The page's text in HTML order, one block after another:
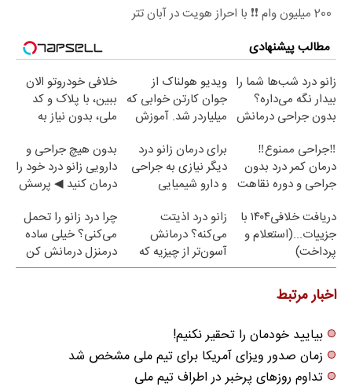
200 میلیون وام ❗❗ با احراز هویت در آبان تتر
مطالب پیشنهادی
زانو درد شب‌ها شما را
بیدار نگه می‌داره؟
بدون جراحی درمانش
ویدیو هولناک از
جوان کارتن خوابی که
میلیاردر شد. آموزش
خلافی خودروتو الان
ببین، با پلاک و کد
ملی، بدون نیاز به
‼️جراحی ممنوع‼️
درمان کمر درد بدون
جراحی و دوره نقاهت
برای درمان زانو درد
دیگر نیازی به جراحی
و دارو شیمیایی
بدون هیچ جراحی و
دارویی زانو درد خود را
درمان کنید ◀ پرسش
دریافت خلافی۱۴۰۴ با
جزییات...(استعلام و
پرداخت)
زانو درد اذیتت
می‌کنه؟ درمانش
آسون‌تر از چیزیه که
فکر
چرا درد زانو را تحمل
می‌کنی؟ خیلی ساده
درمنزل درمانش کن
اخبار مرتبط
بیایید خودمان را تحقیر نکنیم!
زمان صدور ویزای آمریکا برای تیم ملی مشخص شد
تداوم روزهای پرخبر در اطراف تیم ملی